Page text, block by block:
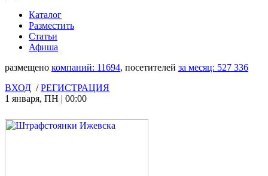
Каталог
Разместить
Статьи
Афиша
размещено компаний: 11694, посетителей за месяц: 527 336
ВХОД /РЕГИСТРАЦИЯ
1 января, ПН | 00:00